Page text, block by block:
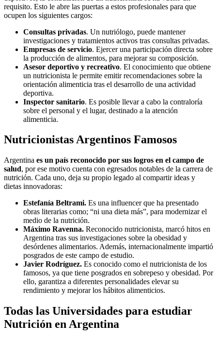
requisito. Esto le abre las puertas a estos profesionales para que
ocupen los siguientes cargos:
Consultas privadas. Un nutriólogo, puede mantener
investigaciones y tratamientos activos tras consultas privadas.
Empresas de servicio. Ejercer una participación directa sobre
la producción de alimentos, para mejorar su composición.
Asesor deportivo y recreativo. El conocimiento que obtiene
un nutricionista le permite emitir recomendaciones sobre la
orientación alimenticia tras el desarrollo de una actividad
deportiva.
Inspector sanitario. Es posible llevar a cabo la contraloría
sobre el personal y el lugar, destinado a la atención
alimenticia.
Nutricionistas Argentinos Famosos
Argentina es un país reconocido por sus logros en el campo de
salud, por ese motivo cuenta con egresados notables de la carrera de
nutrición. Cada uno, deja su propio legado al compartir ideas y
dietas innovadoras:
Estefanía Beltrami. Es una influencer que ha presentado
obras literarias como; “ni una dieta más”, para modernizar el
medio de la nutrición.
Máximo Ravenna. Reconocido nutricionista, marcó hitos en
Argentina tras sus investigaciones sobre la obesidad y
desórdenes alimentarios. Además, internacionalmente impartió
posgrados de este campo de estudio.
Javier Rodríguez. Es conocido como el nutricionista de los
famosos, ya que tiene posgrados en sobrepeso y obesidad. Por
ello, garantiza a diferentes personalidades elevar su
rendimiento y mejorar los hábitos alimenticios.
Todas las Universidades para estudiar
Nutrición en Argentina